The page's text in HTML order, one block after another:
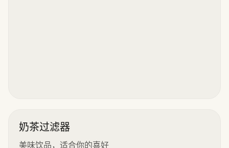
奶茶过滤器
美味饮品，适合你的喜好